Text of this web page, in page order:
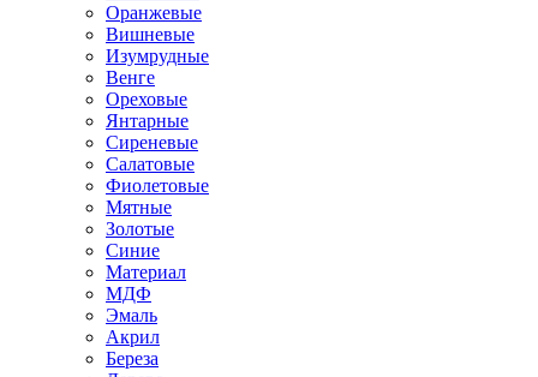
Оранжевые
Вишневые
Изумрудные
Венге
Ореховые
Янтарные
Сиреневые
Салатовые
Фиолетовые
Мятные
Золотые
Синие
Материал
МДФ
Эмаль
Акрил
Береза